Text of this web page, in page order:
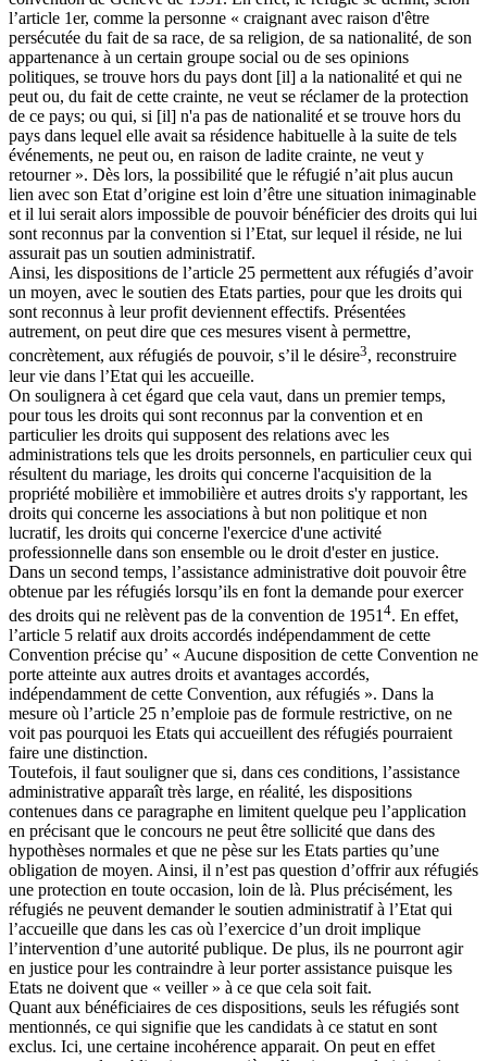
l’article 1er, comme la personne « craignant avec raison d'être
persécutée du fait de sa race, de sa religion, de sa nationalité, de son
appartenance à un certain groupe social ou de ses opinions
politiques, se trouve hors du pays dont [il] a la nationalité et qui ne
peut ou, du fait de cette crainte, ne veut se réclamer de la protection
de ce pays; ou qui, si [il] n'a pas de nationalité et se trouve hors du
pays dans lequel elle avait sa résidence habituelle à la suite de tels
événements, ne peut ou, en raison de ladite crainte, ne veut y
retourner ». Dès lors, la possibilité que le réfugié n’ait plus aucun
lien avec son Etat d’origine est loin d’être une situation inimaginable
et il lui serait alors impossible de pouvoir bénéficier des droits qui lui
sont reconnus par la convention si l’Etat, sur lequel il réside, ne lui
assurait pas un soutien administratif.
Ainsi, les dispositions de l’article 25 permettent aux réfugiés d’avoir
un moyen, avec le soutien des Etats parties, pour que les droits qui
sont reconnus à leur profit deviennent effectifs. Présentées
autrement, on peut dire que ces mesures visent à permettre,
concrètement, aux réfugiés de pouvoir, s’il le désire3, reconstruire
leur vie dans l’Etat qui les accueille.
On soulignera à cet égard que cela vaut, dans un premier temps,
pour tous les droits qui sont reconnus par la convention et en
particulier les droits qui supposent des relations avec les
administrations tels que les droits personnels, en particulier ceux qui
résultent du mariage, les droits qui concerne l'acquisition de la
propriété mobilière et immobilière et autres droits s'y rapportant, les
droits qui concerne les associations à but non politique et non
lucratif, les droits qui concerne l'exercice d'une activité
professionnelle dans son ensemble ou le droit d'ester en justice.
Dans un second temps, l’assistance administrative doit pouvoir être
obtenue par les réfugiés lorsqu’ils en font la demande pour exercer
des droits qui ne relèvent pas de la convention de 1951 4. En effet,
l’article 5 relatif aux droits accordés indépendamment de cette
Convention précise qu’ « Aucune disposition de cette Convention ne
porte atteinte aux autres droits et avantages accordés,
indépendamment de cette Convention, aux réfugiés ». Dans la
mesure où l’article 25 n’emploie pas de formule restrictive, on ne
voit pas pourquoi les Etats qui accueillent des réfugiés pourraient
faire une distinction.
Toutefois, il faut souligner que si, dans ces conditions, l’assistance
administrative apparaît très large, en réalité, les dispositions
contenues dans ce paragraphe en limitent quelque peu l’application
en précisant que le concours ne peut être sollicité que dans des
hypothèses normales et que ne pèse sur les Etats parties qu’une
obligation de moyen. Ainsi, il n’est pas question d’offrir aux réfugiés
une protection en toute occasion, loin de là. Plus précisément, les
réfugiés ne peuvent demander le soutien administratif à l’Etat qui
l’accueille que dans les cas où l’exercice d’un droit implique
l’intervention d’une autorité publique. De plus, ils ne pourront agir
en justice pour les contraindre à leur porter assistance puisque les
Etats ne doivent que « veiller » à ce que cela soit fait.
Quant aux bénéficiaires de ces dispositions, seuls les réfugiés sont
mentionnés, ce qui signifie que les candidats à ce statut en sont
exclus. Ici, une certaine incohérence apparait. On peut en effet